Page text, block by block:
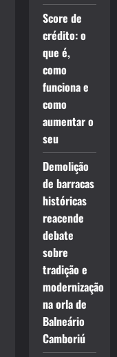
Score de
crédito: o
que é,
como
funciona e
como
aumentar o
seu
Demolição
de barracas
históricas
reacende
debate
sobre
tradição e
modernização
na orla de
Balneário
Camboriú